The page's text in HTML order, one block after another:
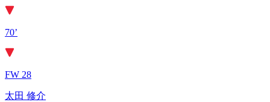
70’
FW 28
太田 修介